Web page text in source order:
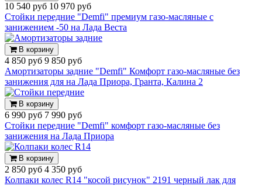
10 540 руб 10 970 руб
Стойки передние "Demfi" премиум газо-масляные с
занижением -50 на Лада Веста
В корзину
4 850 руб 9 850 руб
Амортизаторы задние "Demfi" Комфорт газо-масляные без
занижения для на Лада Приора, Гранта, Калина 2
В корзину
6 990 руб 7 990 руб
Стойки передние "Demfi" комфорт газо-масляные без
занижения на Лада Приора
В корзину
2 850 руб 4 350 руб
Колпаки колес R14 "косой рисунок" 2191 черный лак для